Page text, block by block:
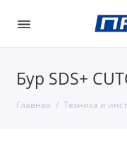
Бур SDS+
Главная Техника и